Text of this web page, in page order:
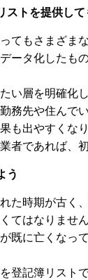
ストを提供して
てもさまざま
ータ化したも
い層を明確化
務先や住んで
も出やすくなり
者であれば、
う
た時期が古く
てはなりません
既に亡くなっ
登記簿リスト